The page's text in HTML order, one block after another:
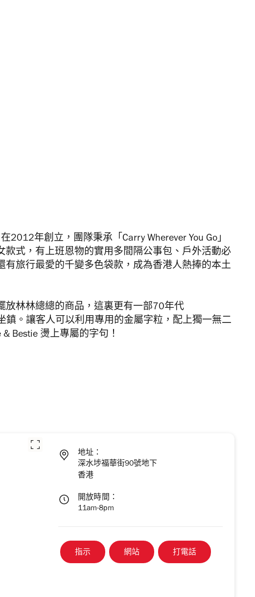
在2012年創立，團隊秉承「 Carry Wherever You Go」
款式，有上班恩物的實用多間隔公事包、戶外活動必
有旅行最愛的千變多色袋款，成為香港人熱捧的本土
放林林總總的商品，這裏更有一部 70年代
鎮。讓客人可以利用專用的金屬字粒，配上獨一無二
& Bestie 燙上專屬的字句！
地址：
深水埗福華街90號地下
香港
開放時間：
11am-8pm
指示 網站 打電話